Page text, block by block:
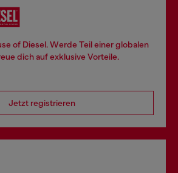
of Diesel. Werde Teil einer globalen
dich auf exklusive Vorteile.
Jetzt registrieren